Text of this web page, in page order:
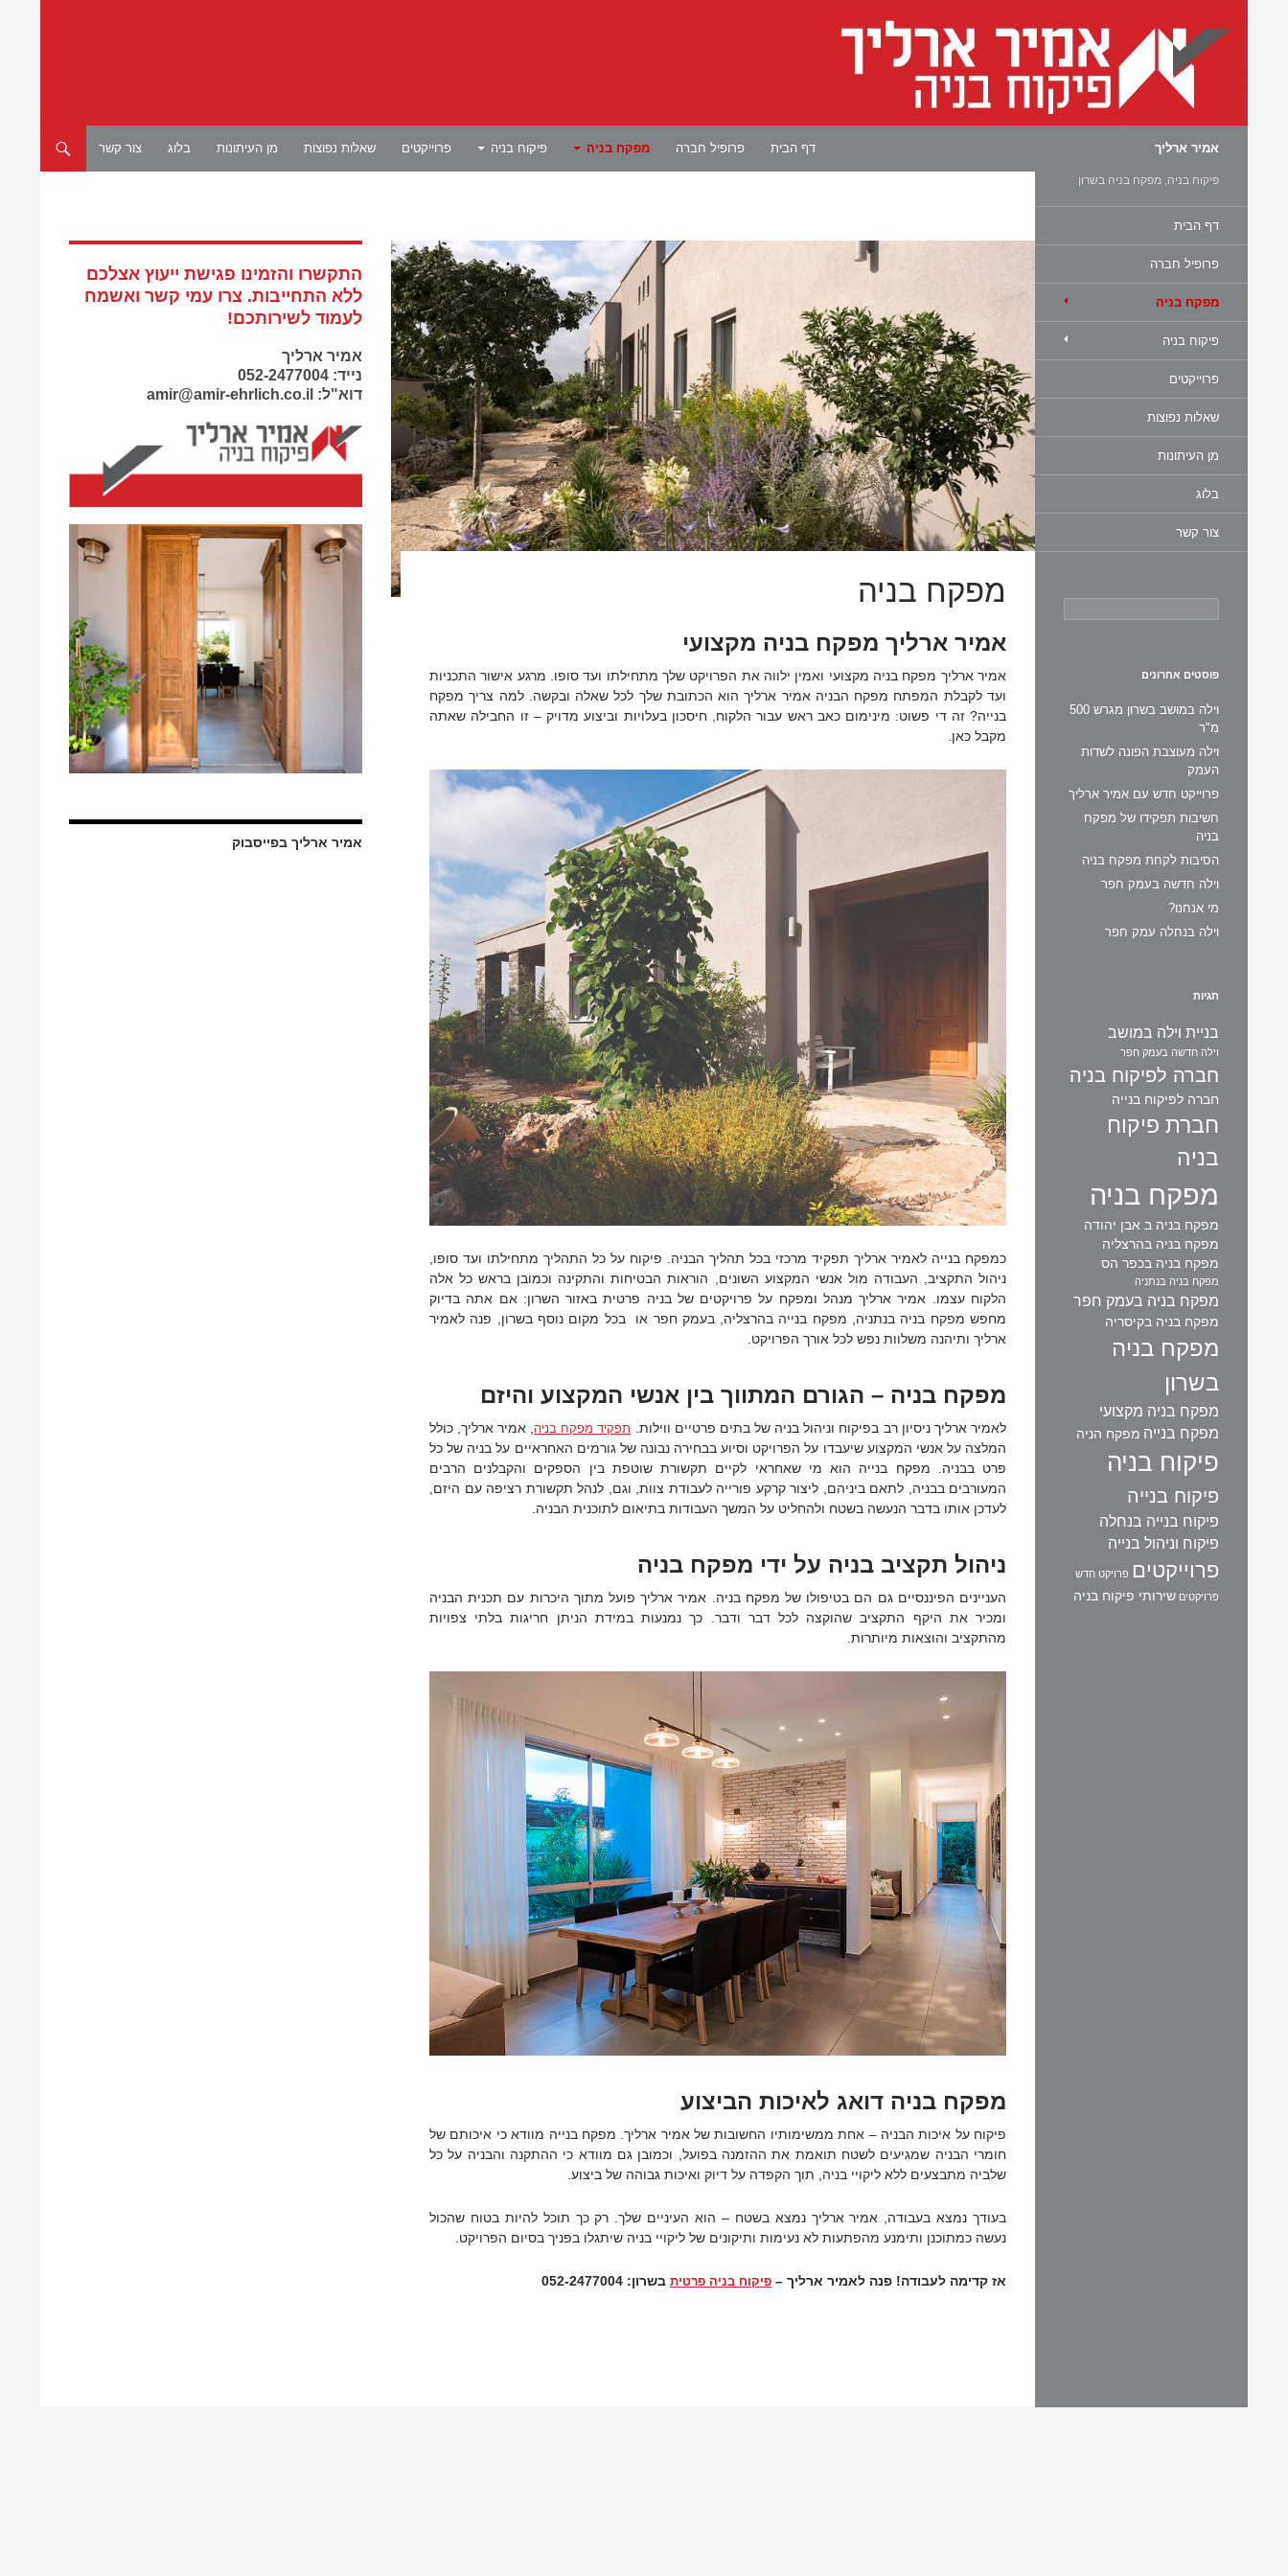
אמיר ארליך
דף הבית
פרופיל חברה מפקח בניה פיקוח בניה פרוייקטים שאלות נפוצות מן העיתונות בלוג צור קשר
מפקח בניה
אמיר ארליך מפקח בניה מקצועי
אמיר ארליך מפקח בניה מקצועי ואמין ילווה את הפרויקט שלך מתחילתו ועד סופו. מרגע אישור התכניות
ועד לקבלת המפתח מפקח הבניה אמיר ארליך הוא הכתובת שלך לכל שאלה ובקשה. למה צריך מפקח
בנייה? זה די פשוט: מינימום כאב ראש עבור הלקוח, חיסכון בעלויות וביצוע מדויק – זו החבילה שאתה
מקבל כאן.
כמפקח בנייה לאמיר ארליך תפקיד מרכזי בכל תהליך הבניה. פיקוח על כל התהליך מתחילתו ועד סופו,
ניהול התקציב, העבודה מול אנשי המקצוע השונים, הוראות הבטיחות והתקינה וכמובן בראש כל אלה
הלקוח עצמו. אמיר ארליך מנהל ומפקח על פרויקטים של בניה פרטית באזור השרון: אם אתה בדיוק
מחפש מפקח בניה בנתניה, מפקח בנייה בהרצליה, בעמק חפר או בכל מקום נוסף בשרון, פנה לאמיר
ארליך ותיהנה משלוות נפש לכל אורך הפרויקט.
מפקח בניה – הגורם המתווך בין אנשי המקצוע והיזם
לאמיר ארליך ניסיון רב בפיקוח וניהול בניה של בתים פרטיים ווילות. תפקיד מפקח בניה , אמיר ארליך, כולל
המלצה על אנשי המקצוע שיעבדו על הפרויקט וסיוע בבחירה נבונה של גורמים האחראיים על בניה של כל
פרט בבניה. מפקח בנייה הוא מי שאחראי לקיים תקשורת שוטפת בין הספקים והקבלנים הרבים
המעורבים בבניה, לתאם ביניהם, ליצור קרקע פורייה לעבודת צוות, וגם, לנהל תקשורת רציפה עם היזם,
לעדכן אותו בדבר הנעשה בשטח ולהחליט על המשך העבודות בתיאום לתוכנית הבניה.
ניהול תקציב בניה על ידי מפקח בניה
העניינים הפיננסיים גם הם בטיפולו של מפקח בניה. אמיר ארליך פועל מתוך היכרות עם תכנית הבניה
ומכיר את היקף התקציב שהוקצה לכל דבר ודבר. כך נמנעות במידת הניתן חריגות בלתי צפויות
מהתקציב והוצאות מיותרות.
מפקח בניה דואג לאיכות הביצוע
פיקוח על איכות הבניה – אחת ממשימותיו החשובות של אמיר ארליך. מפקח בנייה מוודא כי איכותם של
חומרי הבניה שמגיעים לשטח תואמת את ההזמנה בפועל, וכמובן גם מוודא כי ההתקנה והבניה על כל
שלביה מתבצעים ללא ליקויי בניה, תוך הקפדה על דיוק ואיכות גבוהה של ביצוע.
בעודך נמצא בעבודה, אמיר ארליך נמצא בשטח – הוא העיניים שלך. רק כך תוכל להיות בטוח שהכול
נעשה כמתוכנן ותימנע מהפתעות לא נעימות ותיקונים של ליקויי בניה שיתגלו בפניך בסיום הפרויקט.
אז קדימה לעבודה! פנה לאמיר ארליך – פיקוח בניה פרטית בשרון: 052-2477004
התקשרו והזמינו פגישת ייעוץ אצלכם
ללא התחייבות. צרו עמי קשר ואשמח
לעמוד לשירותכם!
אמיר ארליך
נייד: 052-2477004
דוא"ל: amir@amir-ehrlich.co.il
אמיר ארליך בפייסבוק
פיקוח בניה, מפקח בניה בשרון
דף הבית
פרופיל חברה
מפקח בניה
פיקוח בניה
פרוייקטים
שאלות נפוצות
מן העיתונות
בלוג
צור קשר
פוסטים אחרונים
וילה במושב בשרון מגרש 500
מ"ר
וילה מעוצבת הפונה לשדות
העמק
פרוייקט חדש עם אמיר ארליך
חשיבות תפקידו של מפקח
בניה
הסיבות לקחת מפקח בניה
וילה חדשה בעמק חפר
מי אנחנו?
וילה בנחלה עמק חפר
תגיות
בניית וילה במושב
וילה חדשה בעמק חפר
חברה לפיקוח בניה
חברה לפיקוח בנייה
חברת פיקוח
בניה
מפקח בניה
מפקח בניה ב אבן יהודה
מפקח בניה בהרצליה
מפקח בניה בכפר הס
מפקח בניה בנתניה
מפקח בניה בעמק חפר
מפקח בניה בקיסריה
מפקח בניה
בשרון
מפקח בניה מקצועי
מפקח בנייה מפקח הניה
פיקוח בניה
פיקוח בנייה
פיקוח בנייה בנחלה
פיקוח וניהול בנייה
פרוייקטים פרויקט חדש
פרויקטים שירותי פיקוח בניה